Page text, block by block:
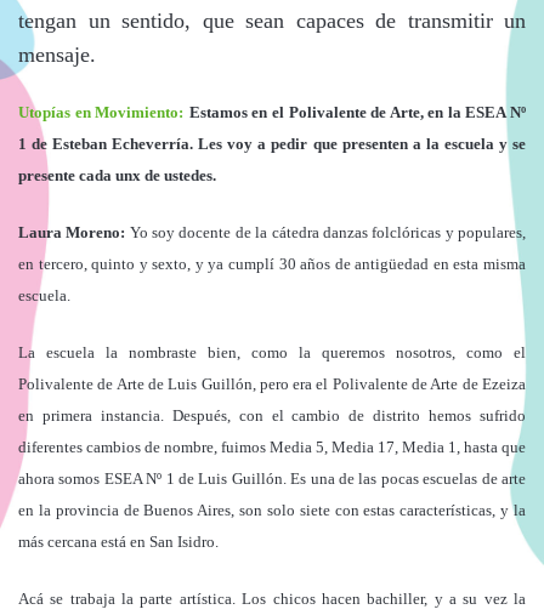
tengan un sentido, que sean capaces de transmitir un
mensaje.
Utopías en Movimiento: Estamos en el Polivalente de Arte, en la ESEA Nº
1 de Esteban Echeverría. Les voy a pedir que presenten a la escuela y se
presente cada unx de ustedes.
Laura Moreno: Yo soy docente de la cátedra danzas folclóricas y populares,
en tercero, quinto y sexto, y ya cumplí 30 años de antigüedad en esta misma
escuela.
La escuela la nombraste bien, como la queremos nosotros, como el
Polivalente de Arte de Luis Guillón, pero era el Polivalente de Arte de Ezeiza
en primera instancia. Después, con el cambio de distrito hemos sufrido
diferentes cambios de nombre, fuimos Media 5, Media 17, Media 1, hasta que
ahora somos ESEA Nº 1 de Luis Guillón. Es una de las pocas escuelas de arte
en la provincia de Buenos Aires, son solo siete con estas características, y la
más cercana está en San Isidro.
Acá se trabaja la parte artística. Los chicos hacen bachiller, y a su vez la